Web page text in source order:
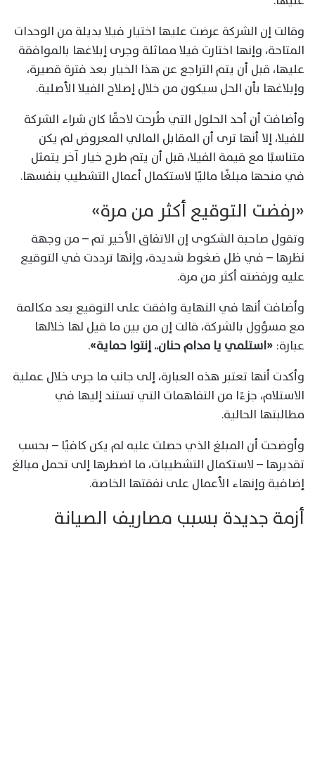
وقالت إن الشركة عرضت عليها اختيار فيلا بديلة من الوحدات
المتاحة، وإنها اختارت فيلا مماثلة وجرى إبلاغها بالموافقة
عليها، قبل أن يتم التراجع عن هذا الخيار بعد فترة قصيرة،
وإبلاغها بأن الحل سيكون من خلال إصلاح الفيلا الأصلية.
وأضافت أن أحد الحلول التي طُرحت لاحقًا كان شراء الشركة
للفيلا، إلا أنها ترى أن المقابل المالي المعروض لم يكن
متناسبًا مع قيمة الفيلا، قبل أن يتم طرح خيار آخر يتمثل
في منحها مبلغًا ماليًا لاستكمال أعمال التشطيب بنفسها.
«رفضت التوقيع أكثر من مرة»
وتقول صاحبة الشكوى إن الاتفاق الأخير تم – من وجهة
نظرها – في ظل ضغوط شديدة، وإنها ترددت في التوقيع
عليه ورفضته أكثر من مرة.
وأضافت أنها في النهاية وافقت على التوقيع بعد مكالمة
مع مسؤول بالشركة، قالت إن من بين ما قيل لها خلالها
عبارة: «استلمي يا مدام حنان.. إنتوا حماية».
وأكدت أنها تعتبر هذه العبارة، إلى جانب ما جرى خلال عملية
الاستلام، جزءًا من التفاهمات التي تستند إليها في
مطالبتها الحالية.
وأوضحت أن المبلغ الذي حصلت عليه لم يكن كافيًا – بحسب
تقديرها – لاستكمال التشطيبات، ما اضطرها إلى تحمل مبالغ
إضافية وإنهاء الأعمال على نفقتها الخاصة.
أزمة جديدة بسبب مصاريف الصيانة